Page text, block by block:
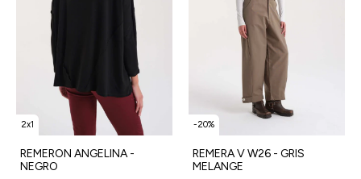
2x1
REMERON ANGELINA -
NEGRO
-20%
REMERA V W26 - GRIS
MELANGE